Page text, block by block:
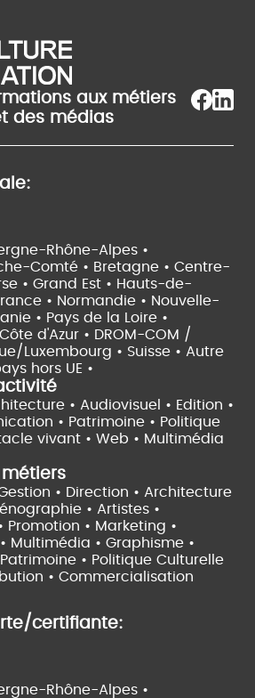
aux métiers
des médias
Rhône-Alpes •
Comté • Bretagne • Centre-
• Grand Est • Hauts-de-
• Normandie • Nouvelle-
• Pays de la Loire •
d'Azur • DROM-COM /
Luxembourg • Suisse • Autre
hors UE •
• Audiovisuel • Edition •
• Patrimoine • Politique
vivant • Web • Multimédia
• Direction • Architecture
• Artistes •
• Marketing •
Multimédia • Graphisme •
• Politique Culturelle
• Commercialisation
certifiante:
Rhône-Alpes •